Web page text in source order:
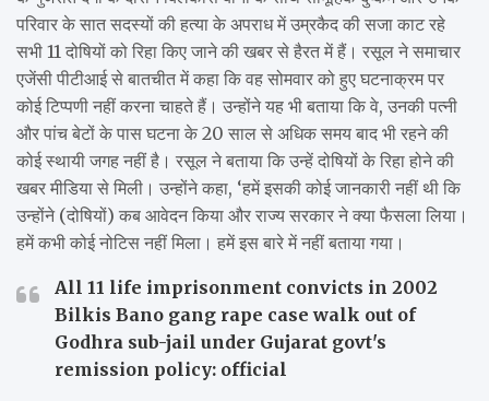
परिवार के सात सदस्यों की हत्या के अपराध में उम्रकैद की सजा काट रहे
सभी 11 दोषियों को रिहा किए जाने की खबर से हैरत में हैं। रसूल ने समाचार
एजेंसी पीटीआई से बातचीत में कहा कि वह सोमवार को हुए घटनाक्रम पर
कोई टिप्पणी नहीं करना चाहते हैं। उन्होंने यह भी बताया कि वे, उनकी पत्नी
और पांच बेटों के पास घटना के 20 साल से अधिक समय बाद भी रहने की
कोई स्थायी जगह नहीं है। रसूल ने बताया कि उन्हें दोषियों के रिहा होने की
खबर मीडिया से मिली। उन्होंने कहा, ‘हमें इसकी कोई जानकारी नहीं थी कि
उन्होंने (दोषियों) कब आवेदन किया और राज्य सरकार ने क्या फैसला लिया।
हमें कभी कोई नोटिस नहीं मिला। हमें इस बारे में नहीं बताया गया।
All 11 life imprisonment convicts in 2002
Bilkis Bano gang rape case walk out of
Godhra sub-jail under Gujarat govt's
remission policy: official